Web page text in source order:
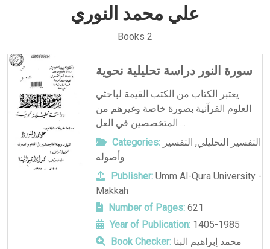
علي محمد النوري
Books 2
سورة النور دراسة تحليلية نحوية
يعتبر الكتاب من الكتب القيمة لباحثي
العلوم القرآنية بصورة خاصة وغيرهم من
المتخصصين في العل ...
Categories:
التفسير التحليلي, التفسير
وأصوله
Publisher: Umm Al-Qura University -
Makkah
Number of Pages:621
Year of Publication:1405-1985
Book Checker: محمد إبراهيم البنا